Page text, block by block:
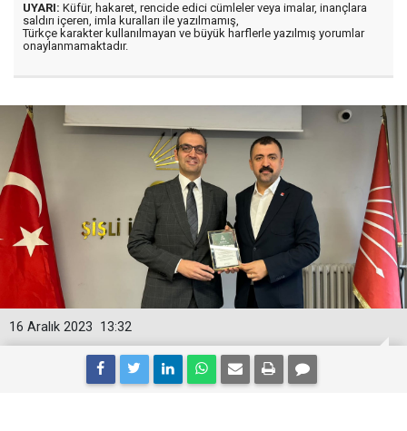
UYARI: Küfür, hakaret, rencide edici cümleler veya imalar, inançlara
saldırı içeren, imla kuralları ile yazılmamış,
Türkçe karakter kullanılmayan ve büyük harflerle yazılmış yorumlar
onaylanmamaktadır.
13:32
16 Aralık 2023